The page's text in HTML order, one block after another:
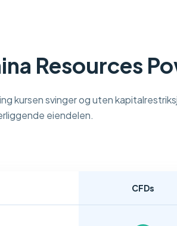
Resources
kursen svinger og uten
eiendelen.
CFDs